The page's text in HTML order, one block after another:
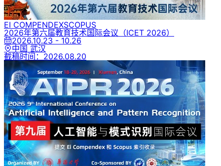
EI COMPENDEXSCOPUS
2026年第六届教育技术国际会议 （ICET 2026）
2026.10.23 - 10.26
中国 武汉
截稿时间： 2026.08.20